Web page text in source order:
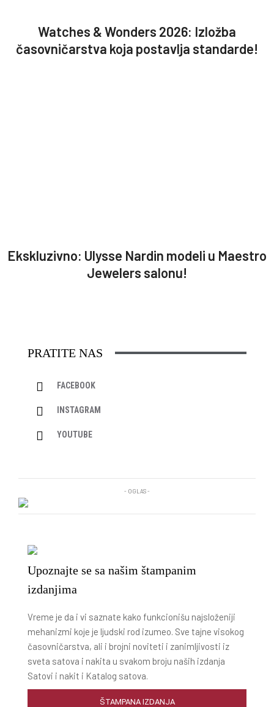
Watches & Wonders 2026: Izložba
časovničarstva koja postavlja standarde!
Ekskluzivno: Ulysse Nardin modeli u Maestro
Jewelers salonu!
PRATITE NAS
FACEBOOK
INSTAGRAM
YOUTUBE
- OGLAS -
Upoznajte se sa našim štampanim
izdanjima
Vreme je da i vi saznate kako funkcionišu najsloženiji
mehanizmi koje je ljudski rod izumeo. Sve tajne visokog
časovničarstva, ali i brojni noviteti i zanimljivosti iz
sveta satova i nakita u svakom broju naših izdanja
Satovi i nakit i Katalog satova.
ŠTAMPANA IZDANJA